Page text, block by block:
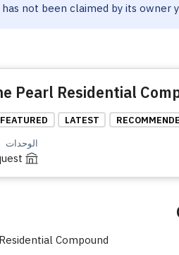
not been claimed by its owner
LATEST
FEATURED
الوحدات
Compound